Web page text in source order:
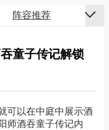
阵容推荐
童子传记解锁
可以在中庭中展示酒
师酒吞童子传记内